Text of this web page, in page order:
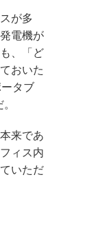
が多
電機が
、「ど
おいた
タブ
来であ
ィス内
いただ